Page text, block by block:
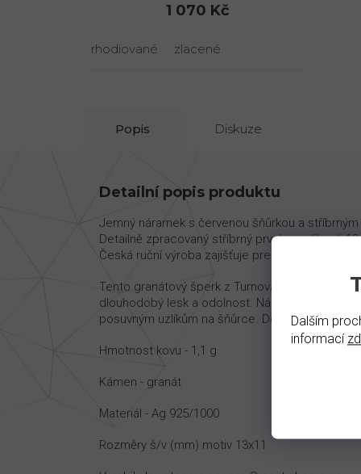
Dalším
informací
1 070 Kč
rhodiované zlacené
Popis Diskuze
Detailní popis produktu
Jemný náramek s červenou šňůrkou a
Detailně zpracovaný stříbrný prvek o velikosti
Česká ruční výroba zajišťuje precizní zpracování
Tento granátový šperk z Turnova je vyroben z
dlouhodobý lesk a odolnost. Náramek je
posuvným uzlíkům na šňůrce. Dodáváme s
Hmotnost kovu - 1,1 g
Kámen - granát
Materiál - Ag 925/1000
Rozměry š/v (mm) motiv 13x11